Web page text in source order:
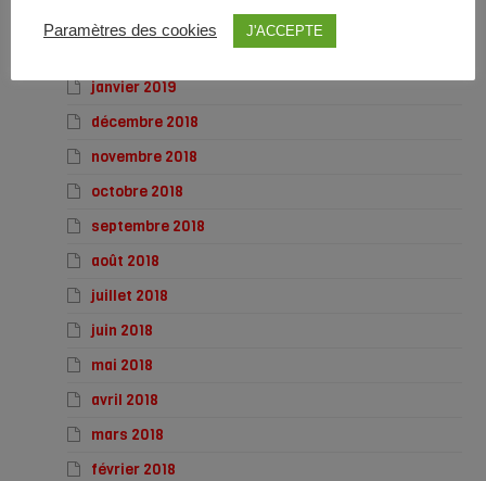
janvier 2019
décembre 2018
novembre 2018
octobre 2018
septembre 2018
août 2018
juillet 2018
juin 2018
mai 2018
avril 2018
mars 2018
février 2018
Paramètres des cookies J'ACCEPTE